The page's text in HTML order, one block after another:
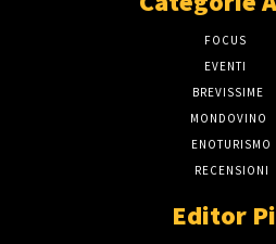
FOCUS
EVENTI
BREVISSIME
MONDOVINO
ENOTURISMO
RECENSIONI
Editor